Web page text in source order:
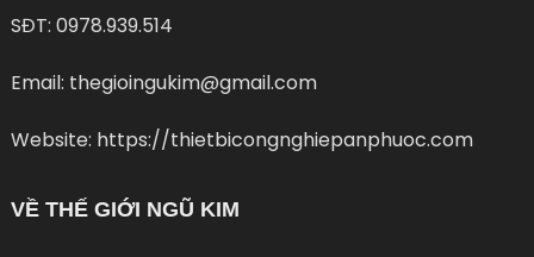
SĐT: 0978.939.514
Email: thegioingukim@gmail.com
Website: https://thietbicongnghiepanphuoc.com
VỀ THẾ GIỚI NGŨ KIM